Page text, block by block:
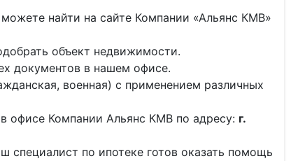
найти на сайте Компании «Альянс КМВ»
объект недвижимости.
документов в нашем офисе.
военная) с применением различных
офисе Компании Альянс КМВ по адресу: г.
специалист по ипотеке готов оказать помощь